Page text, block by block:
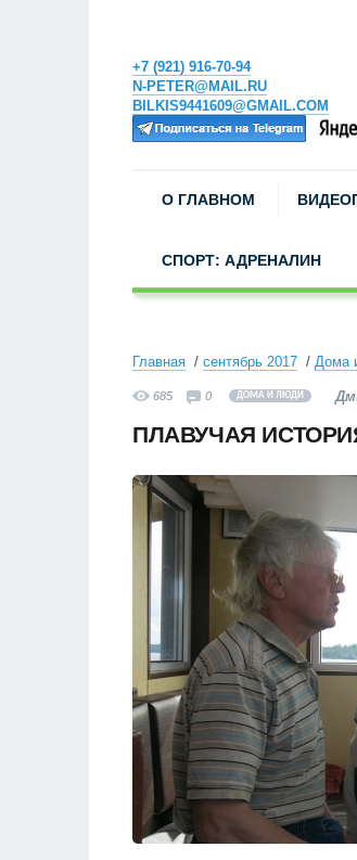
+7 (921) 916-70-94
N-PETER@MAIL.RU
BILKIS9441609@GMAIL.COM
О ГЛАВНОМ
СПОРТ: АДРЕНАЛИН
Главная сентябрь 2017 Дома
685 0 ДОМА И ЛЮДИ
ПЛАВУЧАЯ